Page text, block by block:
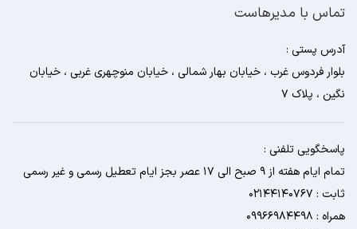
تماس با مدیرهاست
آدرس پستی :
بلوار فردوس غرب ، خیابان بهار شمالی ، خیابان منوچهری غربی ، خیابان
نگین ، پلاک 7
پاسخگویی تلفنی :
تمام ایام هفته از 9 صبح الی 17 عصر بجز ایام تعطیل رسمی و غیر رسمی
ثابت : 02144140767
همراه : 09966984498